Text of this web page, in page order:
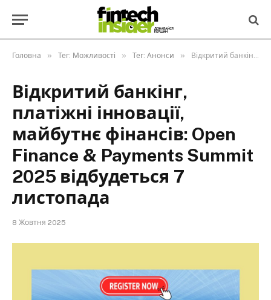
Головна » Тег: Можливості » Тег: Анонси » Відкритий банкінг, платіжні інновації, майбутнє фінансів: Open Finance & Payments Summit 2025 відбудеться 7 листопада
Відкритий банкінг,
платіжні інновації,
майбутнє фінансів: Open
Finance & Payments Summit
2025 відбудеться 7
листопада
8 Жовтня 2025